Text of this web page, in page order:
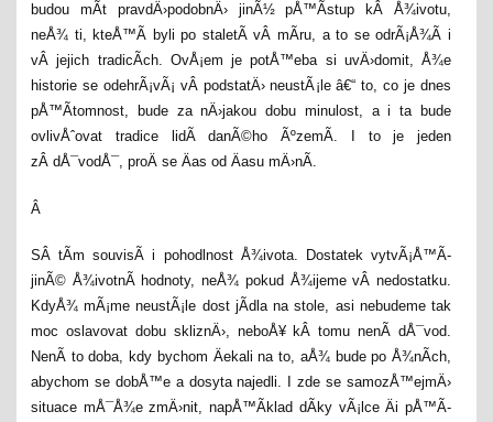
budou mÃ­t pravdÄ›podobnÄ› jinÃ½ pÅ™Ã­stup kÂ Å¾ivotu,
neÅ¾ ti, kteÅ™Ã­ byli po staletÃ­ vÂ mÃ­ru, a to se odrÃ¡Å¾Ã­ i
vÂ jejich tradicÃ­ch. OvÅ¡em je potÅ™eba si uvÄ›domit, Å¾e
historie se odehrÃ¡vÃ¡ vÂ podstatÄ› neustÃ¡le â€“ to, co je dnes
pÅ™Ã­tomnost, bude za nÄ›jakou dobu minulost, a i ta bude
ovlivÅˆovat tradice lidÃ­ danÃ©ho ÃºzemÃ­. I to je jeden
zÂ dÅ¯vodÅ¯, proÄ se Äas od Äasu mÄ›nÃ­.
Â
SÂ tÃ­m souvisÃ­ i pohodlnost Å¾ivota. Dostatek vytvÃ¡Å™Ã­
jinÃ© Å¾ivotnÃ­ hodnoty, neÅ¾ pokud Å¾ijeme vÂ nedostatku.
KdyÅ¾ mÃ¡me neustÃ¡le dost jÃ­dla na stole, asi nebudeme tak
moc oslavovat dobu skliznÄ›, neboÅ¥ kÂ tomu nenÃ­ dÅ¯vod.
NenÃ­ to doba, kdy bychom Äekali na to, aÅ¾ bude po Å¾nÃ­ch,
abychom se dobÅ™e a dosyta najedli. I zde se samozÅ™ejmÄ›
situace mÅ¯Å¾e zmÄ›nit, napÅ™Ã­klad dÃ­ky vÃ¡lce Äi pÅ™Ã­